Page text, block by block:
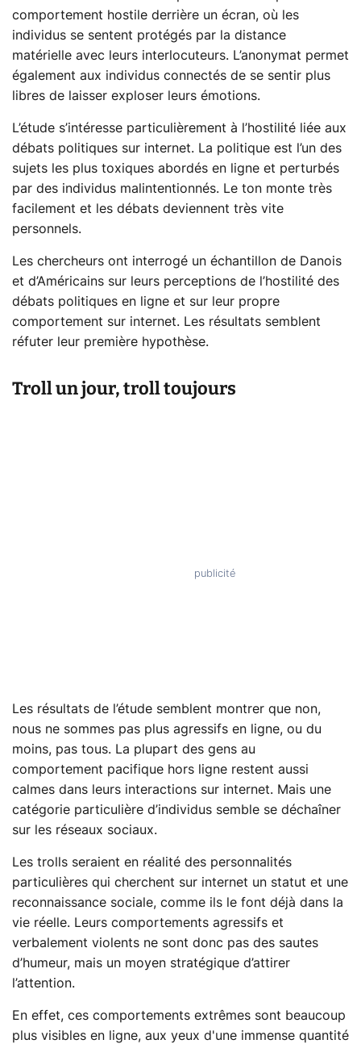
comportement hostile derrière un écran, où les
individus se sentent protégés par la distance
matérielle avec leurs interlocuteurs. L’anonymat permet
également aux individus connectés de se sentir plus
libres de laisser exploser leurs émotions.
L’étude s’intéresse particulièrement à l’hostilité liée aux
débats politiques sur internet. La politique est l’un des
sujets les plus toxiques abordés en ligne et perturbés
par des individus malintentionnés. Le ton monte très
facilement et les débats deviennent très vite
personnels.
Les chercheurs ont interrogé un échantillon de Danois
et d’Américains sur leurs perceptions de l’hostilité des
débats politiques en ligne et sur leur propre
comportement sur internet. Les résultats semblent
réfuter leur première hypothèse.
Troll un jour, troll toujours
Les résultats de l’étude semblent montrer que non,
nous ne sommes pas plus agressifs en ligne, ou du
moins, pas tous. La plupart des gens au
comportement pacifique hors ligne restent aussi
calmes dans leurs interactions sur internet. Mais une
catégorie particulière d’individus semble se déchaîner
sur les réseaux sociaux.
Les trolls seraient en réalité des personnalités
particulières qui cherchent sur internet un statut et une
reconnaissance sociale, comme ils le font déjà dans la
vie réelle. Leurs comportements agressifs et
verbalement violents ne sont donc pas des sautes
d’humeur, mais un moyen stratégique d’attirer
l’attention.
En effet, ces comportements extrêmes sont beaucoup
plus visibles en ligne, aux yeux d'une immense quantité